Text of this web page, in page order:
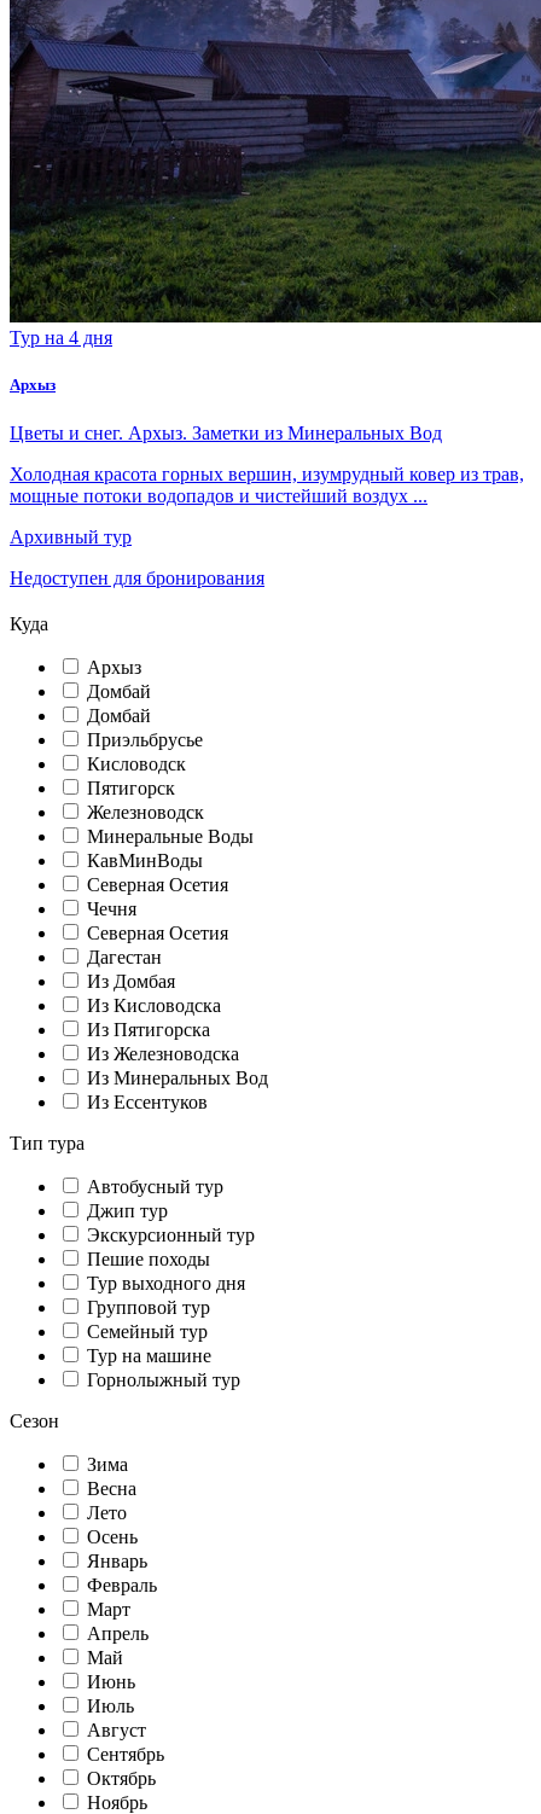
Тур на 4 дня
Архыз
Цветы и снег. Архыз. Заметки из Минеральных Вод
Холодная красота горных вершин, изумрудный ковер из трав,
мощные потоки водопадов и чистейший воздух ...
Архивный тур
Недоступен для бронирования
Куда
Архыз
Домбай
Домбай
Приэльбрусье
Кисловодск
Пятигорск
Железноводск
Минеральные Воды
КавМинВоды
Северная Осетия
Чечня
Северная Осетия
Дагестан
Из Домбая
Из Кисловодска
Из Пятигорска
Из Железноводска
Из Минеральных Вод
Из Ессентуков
Тип тура
Автобусный тур
Джип тур
Экскурсионный тур
Пешие походы
Тур выходного дня
Групповой тур
Семейный тур
Тур на машине
Горнолыжный тур
Сезон
Зима
Весна
Лето
Осень
Январь
Февраль
Март
Апрель
Май
Июнь
Июль
Август
Сентябрь
Октябрь
Ноябрь